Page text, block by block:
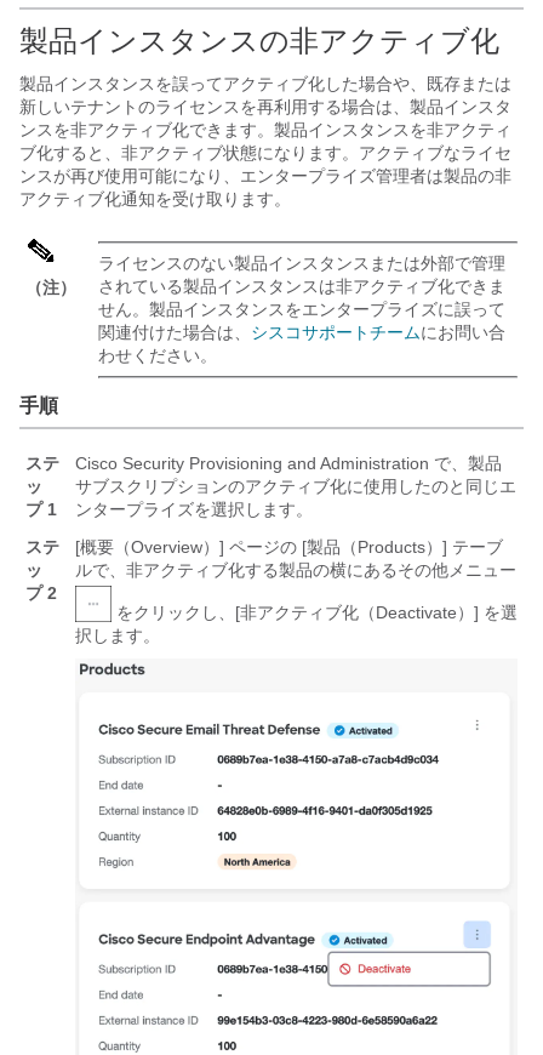
製品インスタンスの非アクティブ化
製品インスタンスを誤ってアクティブ化した場合や、既存または
新しいテナントのライセンスを再利用する場合は、製品インスタ
ンスを非アクティブ化できます。製品インスタンスを非アクティ
ブ化すると、非アクティブ状態になります。アクティブなライセ
ンスが再び使用可能になり、エンタープライズ管理者は製品の非
アクティブ化通知を受け取ります。
（注）
ライセンスのない製品インスタンスまたは外部で管理
されている製品インスタンスは非アクティブ化できま
せん。製品インスタンスをエンタープライズに誤って
関連付けた場合は、 シスコサポートチームにお問い合
わせください。
手順
ステ
ッ
プ 1
Cisco Security Provisioning and Administration で、製品
サブスクリプションのアクティブ化に使用したのと同じエ
ンタープライズを選択します。
ステ
ッ
プ 2
[概要（Overview）] ページの [製品（Products）] テーブ
ルで、非アクティブ化する製品の横にあるその他メニュー
をクリックし、[非アクティブ化（Deactivate）] を選
択します。